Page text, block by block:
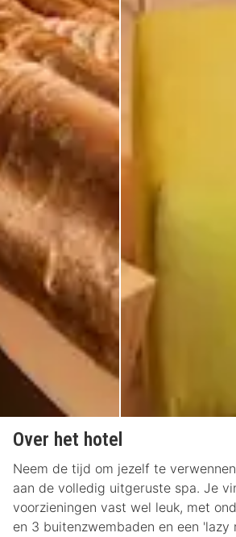
Over het hotel
Neem de tijd om jezelf te
aan de volledig uitgeruste spa. Je
voorzieningen vast wel leuk, met
en 3 buitenzwembaden en een 'lazy